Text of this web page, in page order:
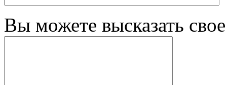
Вы можете высказать